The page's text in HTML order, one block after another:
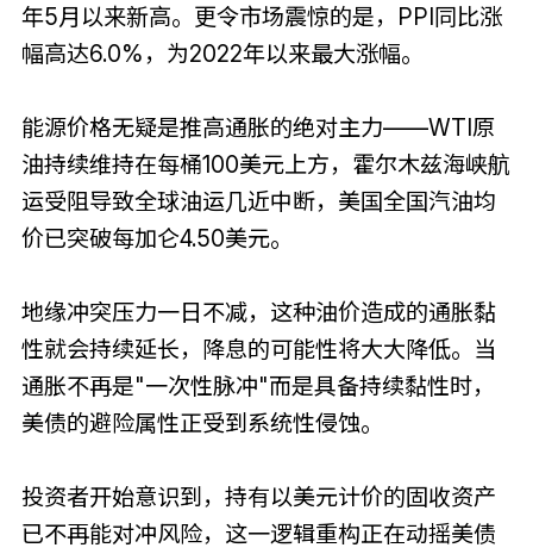
年5月以来新高。更令市场震惊的是，PPI同比涨
幅高达6.0%，为2022年以来最大涨幅。
能源价格无疑是推高通胀的绝对主力——WTI原
油持续维持在每桶100美元上方，霍尔木兹海峡航
运受阻导致全球油运几近中断，美国全国汽油均
价已突破每加仑4.50美元。
地缘冲突压力一日不减，这种油价造成的通胀黏
性就会持续延长，降息的可能性将大大降低。当
通胀不再是"一次性脉冲"而是具备持续黏性时，
美债的避险属性正受到系统性侵蚀。
投资者开始意识到，持有以美元计价的固收资产
已不再能对冲风险，这一逻辑重构正在动摇美债